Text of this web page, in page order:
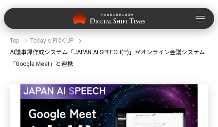
Top
Today's PICK UP
AI議事録作成システム「JAPAN AI SPEECH(™)」がオンライン会議システム
「Google Meet」と連携